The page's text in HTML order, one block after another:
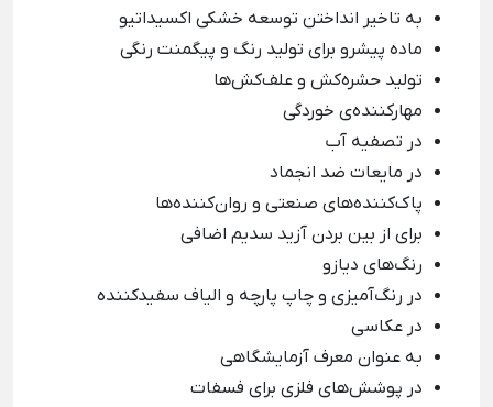
به تاخیر انداختن توسعه خشکی اکسیداتیو
ماده پیشرو برای تولید رنگ و پیگمنت رنگی
تولید حشره‌کش و علف‌کش‌ها
مهارکننده‌ی خوردگی
در تصفیه آب
در مایعات ضد انجماد
پاک‌کننده‌های صنعتی و روان‌کننده‌ها
برای از بین بردن آزید سدیم اضافی
رنگ‌های دیازو
در رنگ‌آمیزی و چاپ پارچه و الیاف سفیدکننده
در عکاسی
به عنوان معرف آزمایشگاهی
در پوشش‌های فلزی برای فسفات